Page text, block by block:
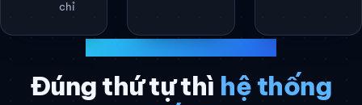
chỉ
Đúng thứ tự thì hệ thống